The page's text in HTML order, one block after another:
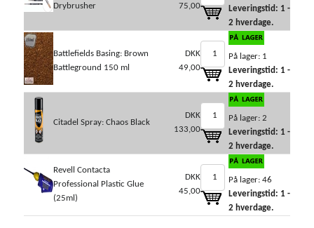
Drybrusher
75,00
Leveringstid: 1 -
2 hverdage.
Battlefields Basing: Brown
Battleground 150 ml
DKK
49,00
På lager: 1
Leveringstid: 1 -
2 hverdage.
Citadel Spray: Chaos Black
DKK
133,00
På lager: 2
Leveringstid: 1 -
2 hverdage.
Revell Contacta
Professional Plastic Glue
(25ml)
DKK
45,00
På lager: 46
Leveringstid: 1 -
2 hverdage.